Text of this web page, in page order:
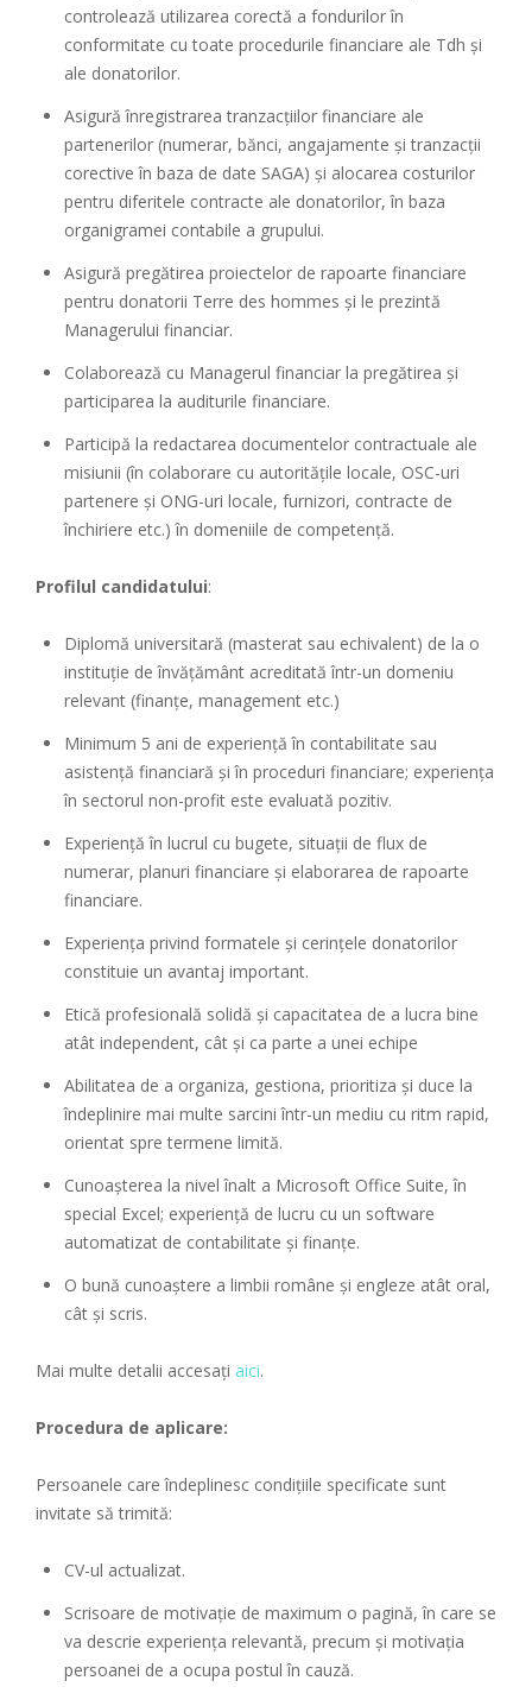
controlează utilizarea corectă a fondurilor în
conformitate cu toate procedurile financiare ale Tdh și
ale donatorilor.
Asigură înregistrarea tranzacțiilor financiare ale
partenerilor (numerar, bănci, angajamente și tranzacții
corective în baza de date SAGA) și alocarea costurilor
pentru diferitele contracte ale donatorilor, în baza
organigramei contabile a grupului.
Asigură pregătirea proiectelor de rapoarte financiare
pentru donatorii Terre des hommes și le prezintă
Managerului financiar.
Colaborează cu Managerul financiar la pregătirea și
participarea la auditurile financiare.
Participă la redactarea documentelor contractuale ale
misiunii (în colaborare cu autoritățile locale, OSC-uri
partenere și ONG-uri locale, furnizori, contracte de
închiriere etc.) în domeniile de competență.
Profilul candidatului:
Diplomă universitară (masterat sau echivalent) de la o
instituție de învățământ acreditată într-un domeniu
relevant (finanțe, management etc.)
Minimum 5 ani de experiență în contabilitate sau
asistență financiară și în proceduri financiare; experiența
în sectorul non-profit este evaluată pozitiv.
Experiență în lucrul cu bugete, situații de flux de
numerar, planuri financiare și elaborarea de rapoarte
financiare.
Experiența privind formatele și cerințele donatorilor
constituie un avantaj important.
Etică profesională solidă și capacitatea de a lucra bine
atât independent, cât și ca parte a unei echipe
Abilitatea de a organiza, gestiona, prioritiza și duce la
îndeplinire mai multe sarcini într-un mediu cu ritm rapid,
orientat spre termene limită.
Cunoașterea la nivel înalt a Microsoft Office Suite, în
special Excel; experiență de lucru cu un software
automatizat de contabilitate și finanțe.
O bună cunoaștere a limbii române și engleze atât oral,
cât și scris.
Mai multe detalii accesați aici.
Procedura de aplicare:
Persoanele care îndeplinesc condițiile specificate sunt
invitate să trimită:
CV-ul actualizat.
Scrisoare de motivație de maximum o pagină, în care se
va descrie experiența relevantă, precum și motivația
persoanei de a ocupa postul în cauză.